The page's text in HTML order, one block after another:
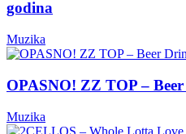
godina
Muzika
OPASNO! ZZ TOP –
Muzika